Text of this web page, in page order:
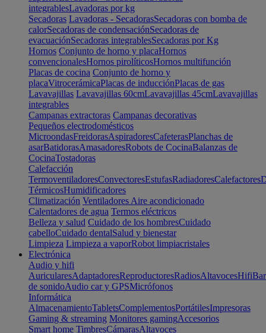
integrablesLavadoras por kg
Secadoras Lavadoras - SecadorasSecadoras con bomba de
calorSecadoras de condensaciónSecadoras de
evacuaciónSecadoras integrablesSecadoras por Kg
Hornos Conjunto de horno y placaHornos
convencionalesHornos pirolíticosHornos multifunción
Placas de cocina Conjunto de horno y
placaVitrocerámicaPlacas de inducciónPlacas de gas
Lavavajillas Lavavajillas 60cmLavavajillas 45cmLavavajillas
integrables
Campanas extractoras Campanas decorativas
Pequeños electrodomésticos
MicroondasFreidorasAspiradoresCafeterasPlanchas de
asarBatidorasAmasadoresRobots de CocinaBalanzas de
CocinaTostadoras
Calefacción
TermoventiladoresConvectoresEstufasRadiadoresCalefactores
TérmicosHumidificadores
Climatización Ventiladores Aire acondicionado
Calentadores de agua Termos eléctricos
Belleza y salud Cuidado de los hombresCuidado
cabelloCuidado dentalSalud y bienestar
Limpieza Limpieza a vaporRobot limpiacristales
Electrónica
Audio y hifi
AuricularesAdaptadoresReproductoresRadiosAltavocesHifi
de sonidoAudio car y GPSMicrófonos
Informática
AlmacenamientoTabletsComplementosPortátilesImpresoras
Gaming & streaming Monitores gamingAccesorios
Smart home TimbresCámarasAltavoces